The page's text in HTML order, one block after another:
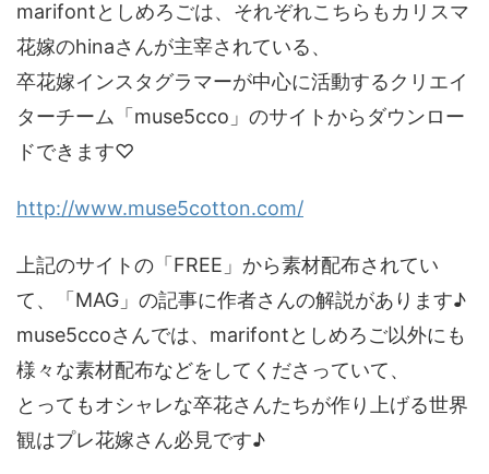
marifontとしめろごは、それぞれこちらもカリスマ
花嫁のhinaさんが主宰されている、
卒花嫁インスタグラマーが中心に活動するクリエイ
ターチーム「muse5cco」のサイトからダウンロー
ドできます♡
http://www.muse5cotton.com/
上記のサイトの「FREE」から素材配布されてい
て、「MAG」の記事に作者さんの解説があります♪
muse5ccoさんでは、marifontとしめろご以外にも
様々な素材配布などをしてくださっていて、
とってもオシャレな卒花さんたちが作り上げる世界
観はプレ花嫁さん必見です♪